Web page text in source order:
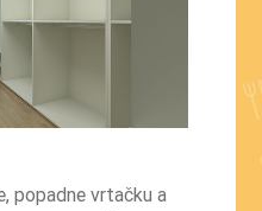
popadne vrtačku a